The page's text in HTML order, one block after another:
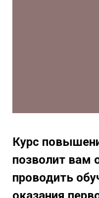
Курс
позволит вам
проводить